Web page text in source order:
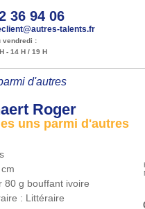
36 94 06
talents.fr
vendredi :
- 14 H / 19 H
d'autres
Roger
uns parmi d'autres
80 g bouffant ivoire
: Littéraire